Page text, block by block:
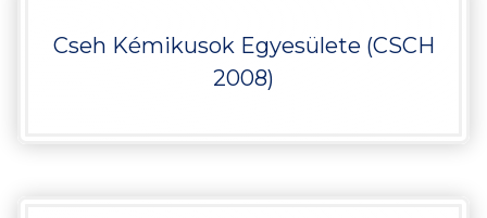
Cseh Kémikusok Egyesülete (CSCH
2008)